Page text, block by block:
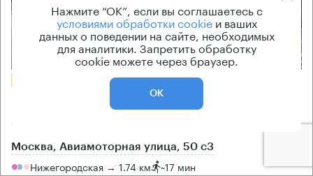
Еще фото
Москва, Авиамоторная улица, 50 с3
Нижегородская → 1.74 км ~17 мин
Нажмите “ОК”, если вы соглашаетесь с
условиями обработки cookieи ваших
данных о поведении на сайте, необходимых
для аналитики. Запретить обработку
cookie можете через браузер.
ОК